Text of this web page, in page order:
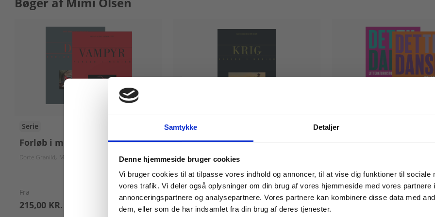
Samtykke Detaljer
Denne hjemmeside bruger cookies
Vi bruger cookies til at tilpasse vores indhold og annoncer, til at vise dig funktioner til sociale
vores trafik. Vi deler også oplysninger om din brug af vores hjemmeside med vores partnere
annonceringspartnere og analysepartnere. Vores partnere kan kombinere disse data med
dem, eller som de har indsamlet fra din brug af deres tjenester.
Serie
Forløb i medier
Dorte Granild Mette Wolfhagen Henrik Rytter Andreas Halskov Anders Lysne Mimi Olsen
Fra
215,00 KR.
Bog
KRIG - Forløb i medier
Anders Lysne Mimi Olsen
215,00 KR.
Det til dansk
Køb læremidler og find masterclasses mm.
Tilgå